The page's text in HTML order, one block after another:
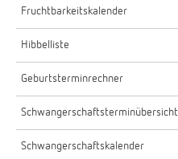
Fruchtbarkeitskalender
Hibbelliste
Geburtsterminrechner
Schwangerschaftsterminübersicht
Schwangerschaftskalender